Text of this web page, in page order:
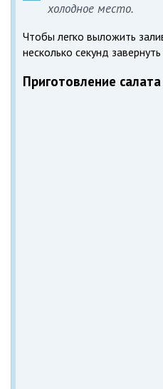
холодное место.
Чтобы легко выложить
несколько секунд
Приготовление салата